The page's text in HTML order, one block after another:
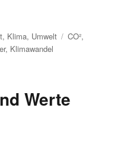
, Klima, Umwelt Schlagwörter
CO²,
, Klimawandel
Werte